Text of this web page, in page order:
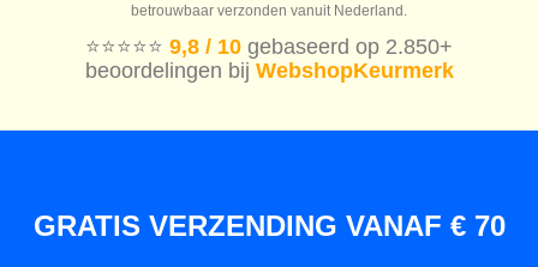
betrouwbaar verzonden vanuit Nederland.
⭐️⭐️⭐️⭐️⭐️ 9,8 / 10 gebaseerd op 2.850+
beoordelingen bij WebshopKeurmerk
GRATIS VERZENDING VANAF € 70